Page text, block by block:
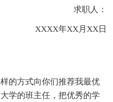
求职人：
XXXX年XX月XX日
的方式向你们推荐我最优
学的班主任，把优秀的学